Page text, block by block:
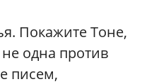
Покажите Тоне,
одна против
писем,